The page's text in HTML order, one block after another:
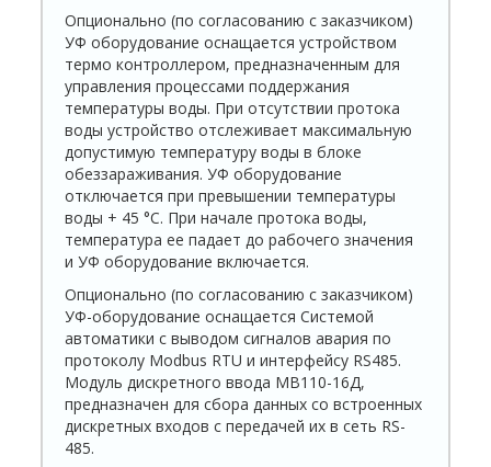
Опционально (по согласованию с заказчиком)
УФ оборудование оснащается устройством
термо контроллером, предназначенным для
управления процессами поддержания
температуры воды. При отсутствии протока
воды устройство отслеживает максимальную
допустимую температуру воды в блоке
обеззараживания. УФ оборудование
отключается при превышении температуры
воды + 45 °С. При начале протока воды,
температура ее падает до рабочего значения
и УФ оборудование включается.
Опционально (по согласованию с заказчиком)
УФ-оборудование оснащается Системой
автоматики с выводом сигналов авария по
протоколу Modbus RTU и интерфейсу RS485.
Модуль дискретного ввода МВ110-16Д,
предназначен для сбора данных со встроенных
дискретных входов с передачей их в сеть RS-
485.